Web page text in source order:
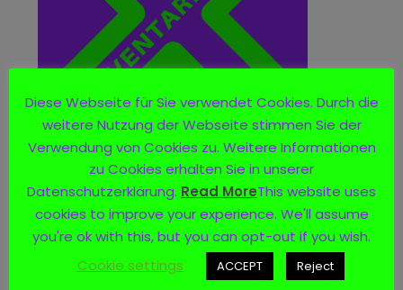
Social Media
Diese Webseite für Sie verwendet Cookies. Durch die
weitere Nutzung der Webseite stimmen Sie der
Verwendung von Cookies zu. Weitere Informationen
zu Cookies erhalten Sie in unserer
Datenschutzerklärung. Read MoreThis website uses
cookies to improve your experience. We'll assume
you're ok with this, but you can opt-out if you wish.
Cookie settings
ACCEPT Reject